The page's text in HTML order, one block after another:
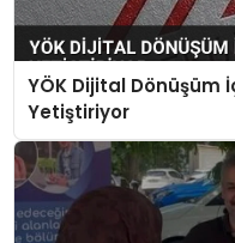
YÖK Dijital Dönüşüm
Yetiştiriyor